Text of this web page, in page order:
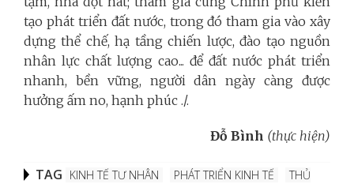
tạo phát triển đất nước, trong đó tham gia vào xây
dựng thể chế, hạ tầng chiến lược, đào tạo nguồn
nhân lực chất lượng cao... để đất nước phát triển
nhanh, bền vững, người dân ngày càng được
hưởng ấm no, hạnh phúc ./.
Đỗ Bình (thực hiện)
TAG KINH TẾ TƯ NHÂN PHÁT TRIỂN KINH TẾ
THỦ